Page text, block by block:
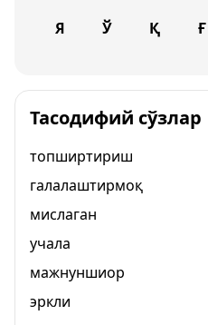
Я Ў Қ Ғ
Тасодифий сўзлар
топширтириш
галалаштирмоқ
мислаган
учала
мажнуншиор
эркли